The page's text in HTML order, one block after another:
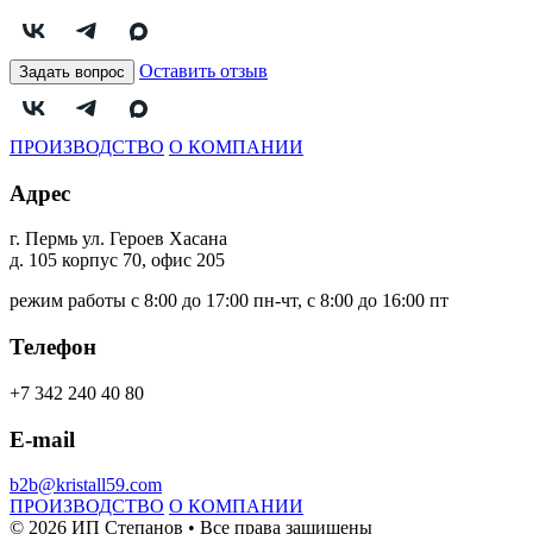
Задать вопрос Оставить отзыв
ПРОИЗВОДСТВО О КОМПАНИИ
Адрес
г. Пермь ул. Героев Хасана
д. 105 корпус 70, офис 205
режим работы с 8:00 до 17:00 пн-чт, с 8:00 до 16:00 пт
Телефон
+7 342 240 40 80
E-mail
b2b@kristall59.com
ПРОИЗВОДСТВО О КОМПАНИИ
© 2026 ИП Степанов • Все права защищены